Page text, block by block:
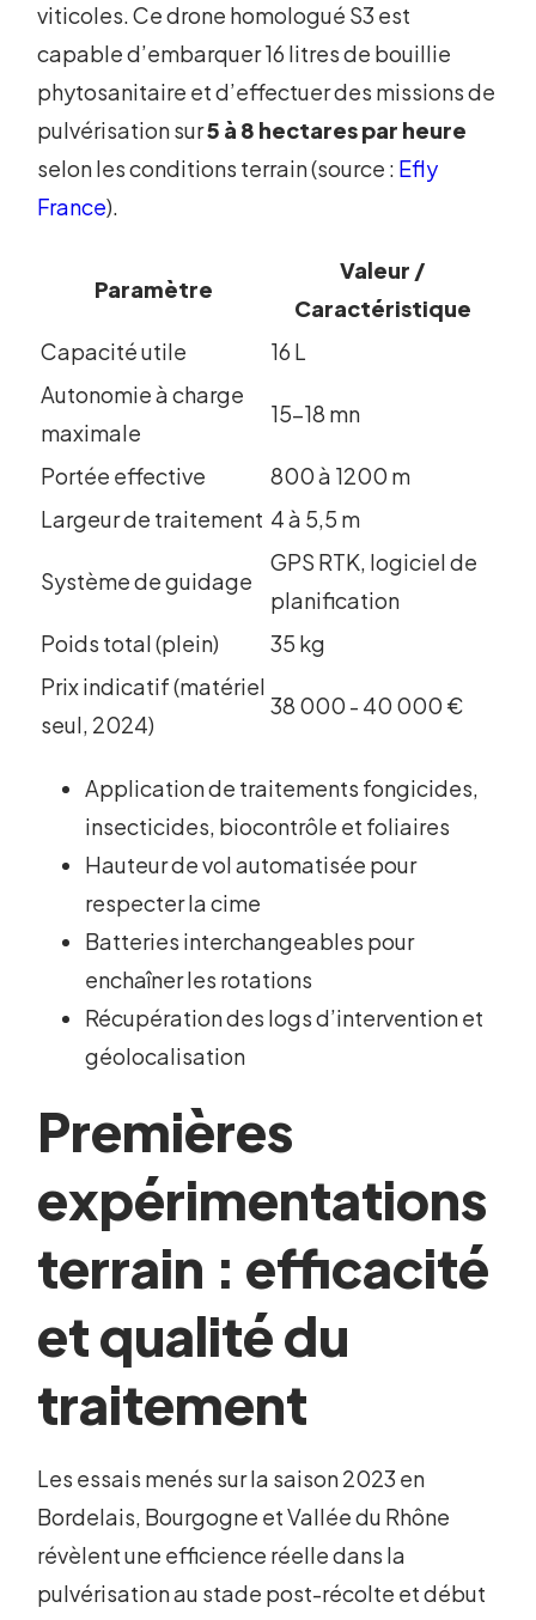
viticoles. Ce drone homologué S3 est
capable d’embarquer 16 litres de bouillie
phytosanitaire et d’effectuer des missions de
pulvérisation sur5 à 8 hectares par heure
selon les conditions terrain (source : Efly
France).
Paramètre
Valeur /
Caractéristique
Capacité utile
16 L
Autonomie à charge
maximale
15-18 mn
Portée effective
800 à 1200 m
Largeur de traitement 4 à 5,5 m
Système de guidage
GPS RTK, logiciel de
planification
Poids total (plein)
35 kg
Prix indicatif (matériel
seul, 2024)
38 000 - 40 000 €
Application de traitements fongicides,
insecticides, biocontrôle et foliaires
Hauteur de vol automatisée pour
respecter la cime
Batteries interchangeables pour
enchaîner les rotations
Récupération des logs d’intervention et
géolocalisation
Premières
expérimentations
terrain : efficacité
et qualité du
traitement
Les essais menés sur la saison 2023 en
Bordelais, Bourgogne et Vallée du Rhône
révèlent une efficience réelle dans la
pulvérisation au stade post-récolte et début